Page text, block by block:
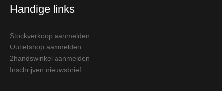
Handige links
Stockverkoop aanmelden
Outletshop aanmelden
2handswinkel aanmelden
Inschrijven nieuwsbrief